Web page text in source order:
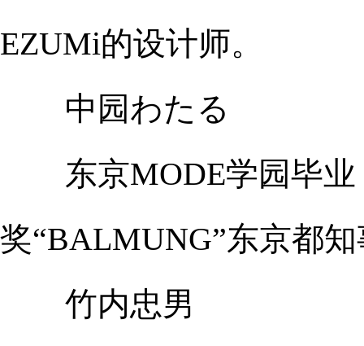
EZUMi的设计师。
中园わたる
东京MODE学园毕业
奖“BALMUNG”东京都
竹内忠男